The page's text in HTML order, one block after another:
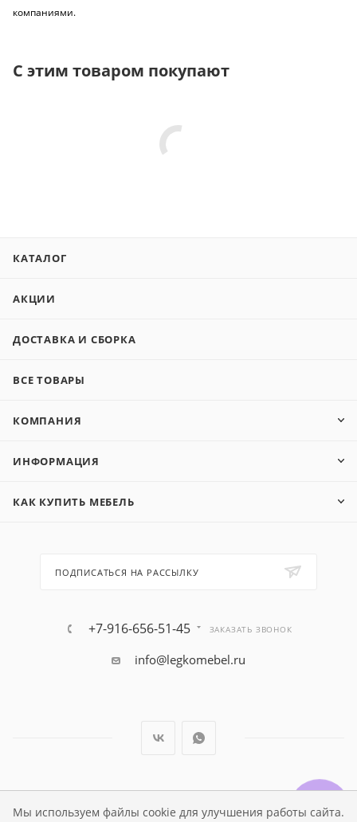
Мы используем файлы cookie для улучшения работы сайта.
компаниями.
С этим товаром покупают
КАТАЛОГ
АКЦИИ
ДОСТАВКА И СБОРКА
ВСЕ ТОВАРЫ
КОМПАНИЯ
ИНФОРМАЦИЯ
КАК КУПИТЬ МЕБЕЛЬ
ПОДПИСАТЬСЯ НА РАССЫЛКУ
+7-916-656-51-45 ЗАКАЗАТЬ ЗВОНОК
info@legkomebel.ru